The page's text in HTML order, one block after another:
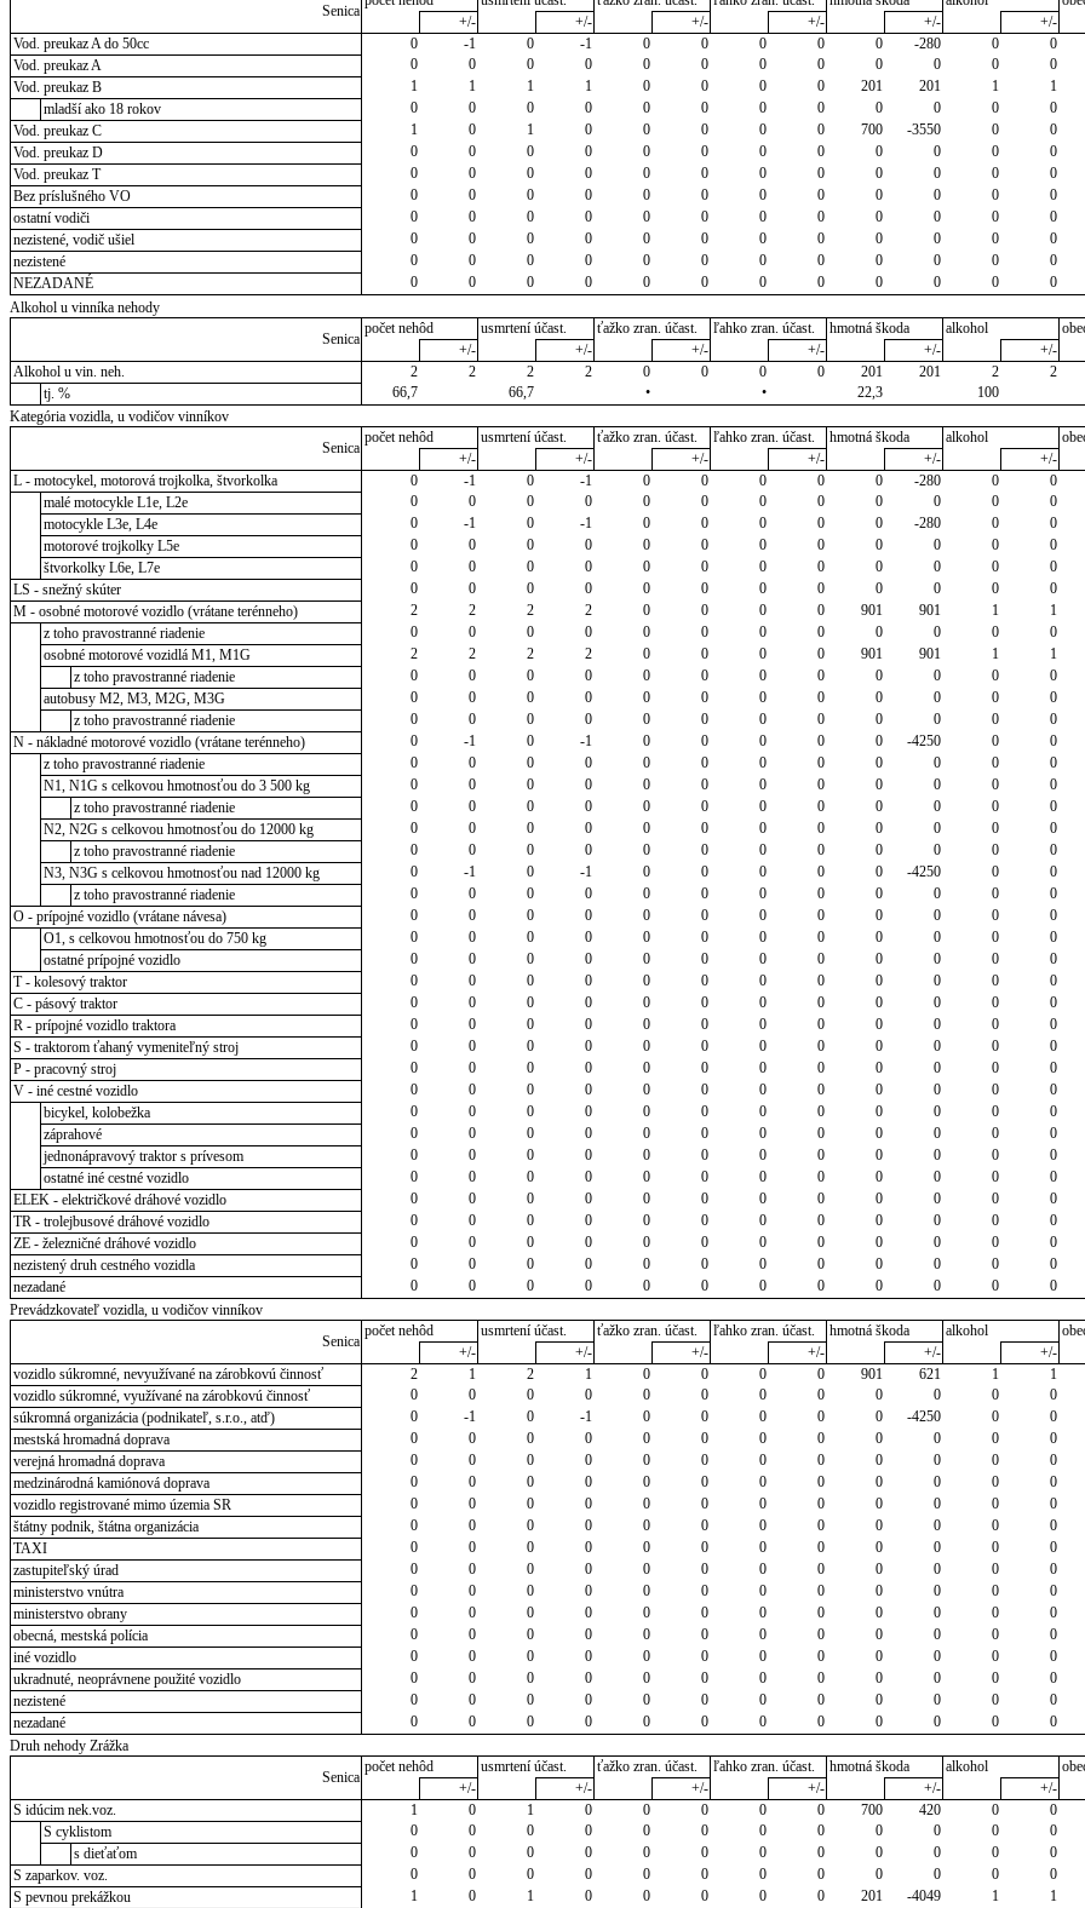
Senica
+/-
+/- +/- +/- +/- +/-
Vod. preukaz A do 50cc
0 -1 0 -1 0 0 0 0 0 -280 0 0
Vod. preukaz A
0 0 0 0 0 0 0 0 0 0 0 0
Vod. preukaz B
1 1 1 1 0 0 0 0 201 201 1 1
mladší ako 18 rokov
0 0 0 0 0 0 0 0 0 0 0 0
Vod. preukaz C
1 0 1 0 0 0 0 0 700 -3550 0 0
Vod. preukaz D
0 0 0 0 0 0 0 0 0 0 0 0
Vod. preukaz T
0 0 0 0 0 0 0 0 0 0 0 0
Bez príslušného VO
0 0 0 0 0 0 0 0 0 0 0 0
ostatní vodiči
0 0 0 0 0 0 0 0 0 0 0 0
nezistené, vodič ušiel
0 0 0 0 0 0 0 0 0 0 0 0
nezistené
0 0 0 0 0 0 0 0 0 0 0 0
NEZADANÉ
0 0 0 0 0 0 0 0 0 0 0 0
Alkohol u vinníka nehody
Senica
počet nehôd usmrtení účast. ťažko zran. účast. ľahko zran. účast. hmotná škoda alkohol
+/-
+/- +/- +/- +/- +/-
Alkohol u vin. neh.
2 2 2 2 0 0 0 0 201 201 2 2
tj. %
66,7 66,7 • • 22,3 100
Kategória vozidla, u vodičov vinníkov
Senica
počet nehôd usmrtení účast. ťažko zran. účast. ľahko zran. účast. hmotná škoda alkohol
+/-
+/- +/- +/- +/- +/-
L - motocykel, motorová trojkolka, štvorkolka
0 -1 0 -1 0 0 0 0 0 -280 0 0
malé motocykle L1e, L2e
0 0 0 0 0 0 0 0 0 0 0 0
motocykle L3e, L4e
0 -1 0 -1 0 0 0 0 0 -280 0 0
motorové trojkolky L5e
0 0 0 0 0 0 0 0 0 0 0 0
štvorkolky L6e, L7e
0 0 0 0 0 0 0 0 0 0 0 0
LS - snežný skúter
0 0 0 0 0 0 0 0 0 0 0 0
M - osobné motorové vozidlo (vrátane terénneho)
2 2 2 2 0 0 0 0 901 901 1 1
z toho pravostranné riadenie
0 0 0 0 0 0 0 0 0 0 0 0
osobné motorové vozidlá M1, M1G
2 2 2 2 0 0 0 0 901 901 1 1
z toho pravostranné riadenie
0 0 0 0 0 0 0 0 0 0 0 0
autobusy M2, M3, M2G, M3G
0 0 0 0 0 0 0 0 0 0 0 0
z toho pravostranné riadenie
0 0 0 0 0 0 0 0 0 0 0 0
N - nákladné motorové vozidlo (vrátane terénneho)
0 -1 0 -1 0 0 0 0 0 -4250 0 0
z toho pravostranné riadenie
0 0 0 0 0 0 0 0 0 0 0 0
N1, N1G s celkovou hmotnosťou do 3 500 kg
0 0 0 0 0 0 0 0 0 0 0 0
z toho pravostranné riadenie
0 0 0 0 0 0 0 0 0 0 0 0
N2, N2G s celkovou hmotnosťou do 12000 kg
0 0 0 0 0 0 0 0 0 0 0 0
z toho pravostranné riadenie
0 0 0 0 0 0 0 0 0 0 0 0
N3, N3G s celkovou hmotnosťou nad 12000 kg
0 -1 0 -1 0 0 0 0 0 -4250 0 0
z toho pravostranné riadenie
0 0 0 0 0 0 0 0 0 0 0 0
O - prípojné vozidlo (vrátane návesa)
0 0 0 0 0 0 0 0 0 0 0 0
O1, s celkovou hmotnosťou do 750 kg
0 0 0 0 0 0 0 0 0 0 0 0
ostatné prípojné vozidlo
0 0 0 0 0 0 0 0 0 0 0 0
T - kolesový traktor
0 0 0 0 0 0 0 0 0 0 0 0
C - pásový traktor
0 0 0 0 0 0 0 0 0 0 0 0
R - prípojné vozidlo traktora
0 0 0 0 0 0 0 0 0 0 0 0
S - traktorom ťahaný vymeniteľný stroj
0 0 0 0 0 0 0 0 0 0 0 0
P - pracovný stroj
0 0 0 0 0 0 0 0 0 0 0 0
V - iné cestné vozidlo
0 0 0 0 0 0 0 0 0 0 0 0
bicykel, kolobežka
0 0 0 0 0 0 0 0 0 0 0 0
záprahové
0 0 0 0 0 0 0 0 0 0 0 0
jednonápravový traktor s prívesom
0 0 0 0 0 0 0 0 0 0 0 0
ostatné iné cestné vozidlo
0 0 0 0 0 0 0 0 0 0 0 0
ELEK - električkové dráhové vozidlo
0 0 0 0 0 0 0 0 0 0 0 0
TR - trolejbusové dráhové vozidlo
0 0 0 0 0 0 0 0 0 0 0 0
ZE - železničné dráhové vozidlo
0 0 0 0 0 0 0 0 0 0 0 0
nezistený druh cestného vozidla
0 0 0 0 0 0 0 0 0 0 0 0
nezadané
0 0 0 0 0 0 0 0 0 0 0 0
Prevádzkovateľ vozidla, u vodičov vinníkov
Senica
počet nehôd usmrtení účast. ťažko zran. účast. ľahko zran. účast. hmotná škoda alkohol
+/-
+/- +/- +/- +/- +/-
vozidlo súkromné, nevyužívané na zárobkovú činnosť
2 1 2 1 0 0 0 0 901 621 1 1
vozidlo súkromné, využívané na zárobkovú činnosť
0 0 0 0 0 0 0 0 0 0 0 0
súkromná organizácia (podnikateľ, s.r.o., atď)
0 -1 0 -1 0 0 0 0 0 -4250 0 0
mestská hromadná doprava
0 0 0 0 0 0 0 0 0 0 0 0
verejná hromadná doprava
0 0 0 0 0 0 0 0 0 0 0 0
medzinárodná kamiónová doprava
0 0 0 0 0 0 0 0 0 0 0 0
vozidlo registrované mimo územia SR
0 0 0 0 0 0 0 0 0 0 0 0
štátny podnik, štátna organizácia
0 0 0 0 0 0 0 0 0 0 0 0
TAXI
0 0 0 0 0 0 0 0 0 0 0 0
zastupiteľský úrad
0 0 0 0 0 0 0 0 0 0 0 0
ministerstvo vnútra
0 0 0 0 0 0 0 0 0 0 0 0
ministerstvo obrany
0 0 0 0 0 0 0 0 0 0 0 0
obecná, mestská polícia
0 0 0 0 0 0 0 0 0 0 0 0
iné vozidlo
0 0 0 0 0 0 0 0 0 0 0 0
ukradnuté, neoprávnene použité vozidlo
0 0 0 0 0 0 0 0 0 0 0 0
nezistené
0 0 0 0 0 0 0 0 0 0 0 0
nezadané
0 0 0 0 0 0 0 0 0 0 0 0
Druh nehody Zrážka
Senica
počet nehôd usmrtení účast. ťažko zran. účast. ľahko zran. účast. hmotná škoda alkohol
+/-
+/- +/- +/- +/- +/-
S idúcim nek.voz.
1 0 1 0 0 0 0 0 700 420 0 0
S cyklistom
0 0 0 0 0 0 0 0 0 0 0 0
s dieťaťom
0 0 0 0 0 0 0 0 0 0 0 0
S zaparkov. voz.
0 0 0 0 0 0 0 0 0 0 0 0
S pevnou prekážkou
1 0 1 0 0 0 0 0 201 -4049 1 1